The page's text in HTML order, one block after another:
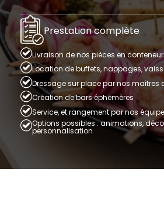
Prestation complète
Livraison de nos pièces en
Location de buffets, nappages,
Dressage sur place par nos maîtres
Création de bars éphémères
Service, et rangement par nos
Options possibles : animations,
personnalisation